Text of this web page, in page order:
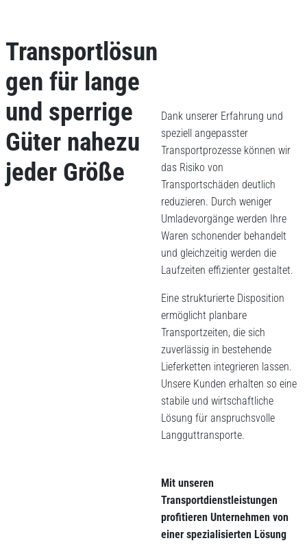
Transportlösun
gen für lange
und sperrige
Güter nahezu
jeder Größe
Dank unserer Erfahrung und
speziell angepasster
Transportprozesse können wir
das Risiko von
Transportschäden deutlich
reduzieren. Durch weniger
Umladevorgänge werden Ihre
Waren schonender behandelt
und gleichzeitig werden die
Laufzeiten effizienter gestaltet.
Eine strukturierte Disposition
ermöglicht planbare
Transportzeiten, die sich
zuverlässig in bestehende
Lieferketten integrieren lassen.
Unsere Kunden erhalten so eine
stabile und wirtschaftliche
Lösung für anspruchsvolle
Langguttransporte.
Mit unseren
Transportdienstleistungen
profitieren Unternehmen von
einer spezialisierten Lösung